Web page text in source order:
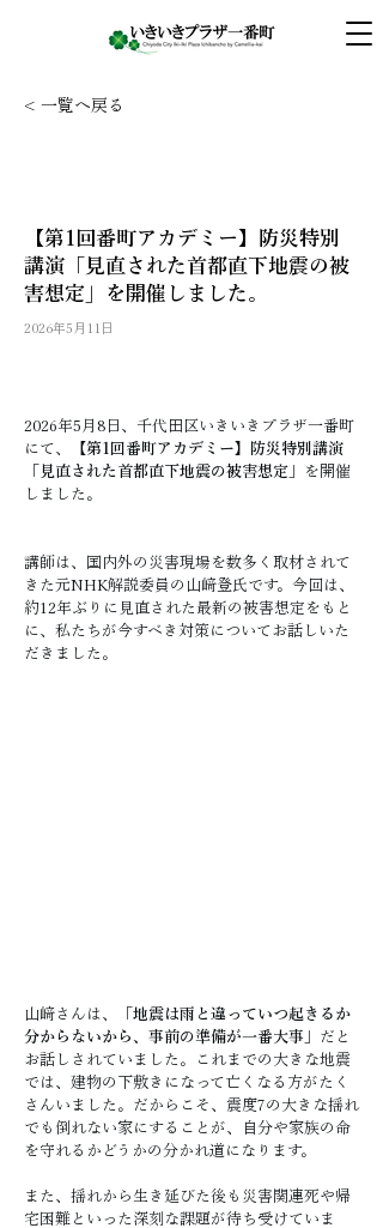
【第1回番町アカデミー】防災特別
講演「見直された首都直下地震の被
害想定」を開催しました。
2026年5月11日
2026年5月8日、千代田区いきいきプラザ一番町
にて、
【第1回番町アカデミー】防災特別講演
「見直された首都直下地震の被害想定」
を開催
しました。
講師は、国内外の災害現場を数多く取材されて
きた元NHK解説委員の山﨑登氏です。今回は、
約12年ぶりに見直された最新の被害想定をもと
に、私たちが今すべき対策についてお話しいた
だきました。
山﨑さんは、
「地震は雨と違っていつ起きるか
分からないから、事前の準備が一番大事」 だと
お話しされていました。これまでの大きな地震
では、建物の下敷きになって亡くなる方がたく
さんいました。だからこそ、震度7の大きな揺れ
でも倒れない家にすることが、自分や家族の命
を守れるかどうかの分かれ道になります。
また、揺れから生き延びた後も災害関連死や帰
宅困難といった深刻な課題が待ち受けていま
< 一覧へ戻る